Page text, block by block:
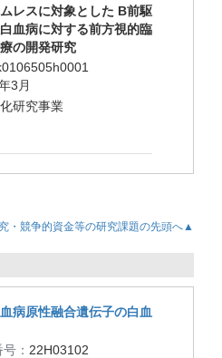
レスに対象とした B前駆
血病に対する前方視的臨
の開発研究
3月
研究事業
・競争的資金等の研究課題の先頭へ▲
病原性融合遺伝子の白血
： 22H03102